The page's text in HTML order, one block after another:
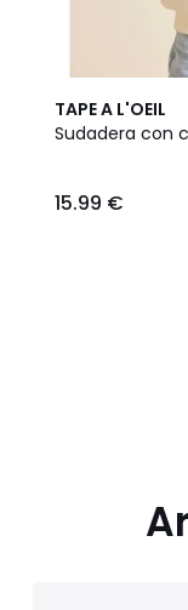
TAPE A L'OEIL
Sudadera con
15.99 €